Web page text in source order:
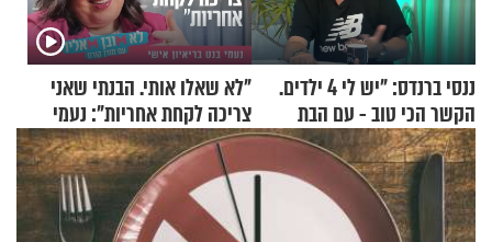
ננסי ברנדס: "יש לי 4 ילדים.
הקשר הכי טוב - עם הבת
החרדית"
"לא שאלו אותי. הבנתי שאני
צריכה לקחת אחריות": נעמי
בנט בריאיון אישי